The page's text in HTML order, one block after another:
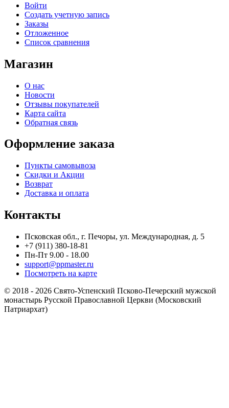
Войти
Создать учетную запись
Заказы
Отложенное
Список сравнения
Магазин
О нас
Новости
Отзывы покупателей
Карта сайта
Обратная связь
Оформление заказа
Пункты самовывоза
Скидки и Акции
Возврат
Доставка и оплата
Контакты
Псковская обл., г. Печоры, ул. Международная, д. 5
+7 (911) 380-18-81
Пн-Пт 9.00 - 18.00
support@ppmaster.ru
Посмотреть на карте
© 2018 - 2026 Свято-Успенский Псково-Печерский мужской
монастырь Русской Православной Церкви (Московский
Патриархат)